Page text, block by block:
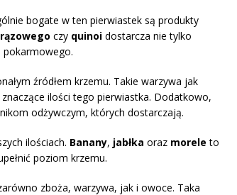
bogate w ten pierwiastek są produkty
czy quinoi dostarcza nie tylko
pokarmowego.
źródłem krzemu. Takie warzywa jak
ilości tego pierwiastka. Dodatkowo,
odżywczym, których dostarczają.
ilościach. Banany, jabłka oraz morele to
poziom krzemu.
zboża, warzywa, jak i owoce. Taka